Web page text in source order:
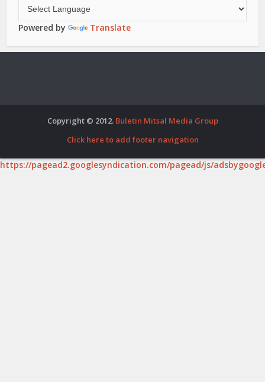
Powered by Translate
Copyright © 2012. Buletin Mitsal Media Group
Click here to add footer navigation
https://pagead2.googlesyndication.com/pagead/js/